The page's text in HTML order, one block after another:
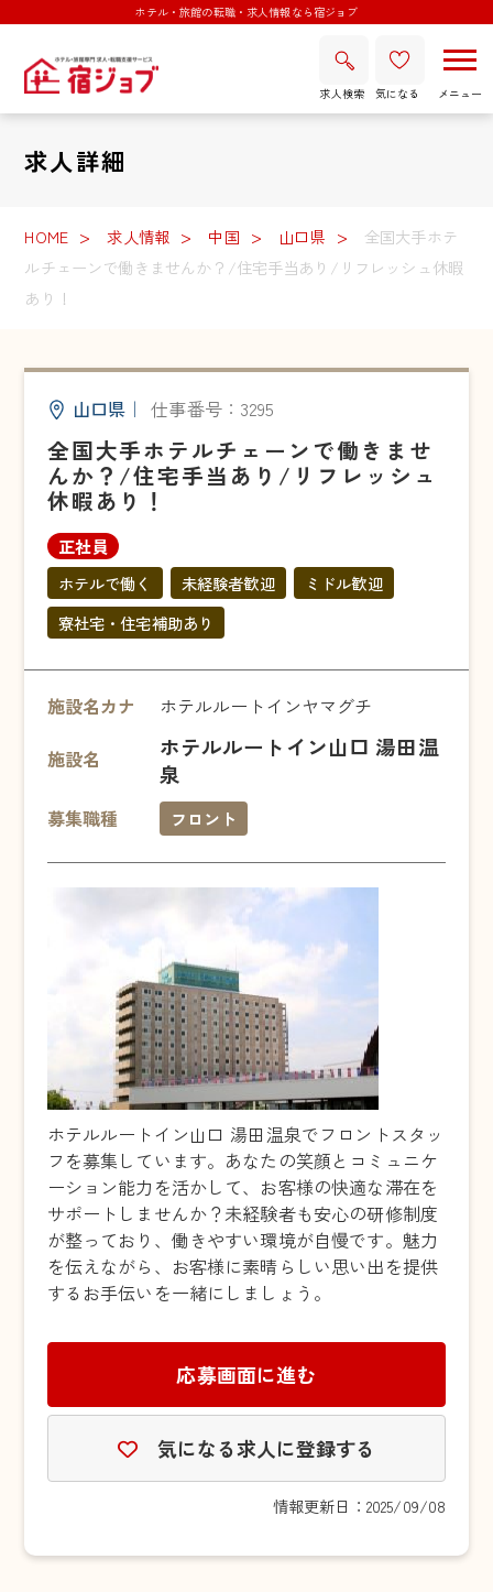
ホテル・旅館の転職・求人情報なら宿ジョブ
求人検索 気になる
求人詳細
HOME 求人情報 中国 山口県
全国大手ホテ
ルチェーンで働きませんか？/住宅手当あり/リフレッシュ休暇
あり！
山口県 ｜ 仕事番号：3295
全国大手ホテルチェーンで働きませ
んか？/住宅手当あり/リフレッシュ
休暇あり！
正社員
ホテルで働く 未経験者歓迎
ミドル歓迎
寮社宅・住宅補助あり
施設名カナ
ホテルルートインヤマグチ
施設名
ホテルルートイン山口 湯田温
泉
募集職種 フロント
ホテルルートイン山口 湯田温泉でフロントスタッ
フを募集しています。あなたの笑顔とコミュニケ
ーション能力を活かして、お客様の快適な滞在を
サポートしませんか？未経験者も安心の研修制度
が整っており、働きやすい環境が自慢です。魅力
を伝えながら、お客様に素晴らしい思い出を提供
するお手伝いを一緒にしましょう。
応募画面に進む
気になる求人に登録する
情報更新日：2025/09/08